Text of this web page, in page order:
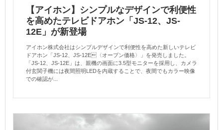
【アイホン】シンプルなデザインで利便性
を高めたテレビドアホン「JS-12、JS-
12E」が新登場
アイホン株式会社はシンプルデザインで利便性を高めた新しいテレビ
ドアホン「JS-12、JS-12E〈オープン価格〉」を発売しました。
「JS-12、JS-12E」は、親機の画面に3.5型モニターを採用し、カメラ
付玄関子機には夜間照明LEDを内蔵することで、夜間でもカラー映像
での確認が...